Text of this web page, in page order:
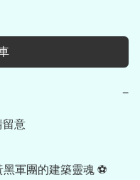
−
留意
軍團的建築靈魂 ⚽